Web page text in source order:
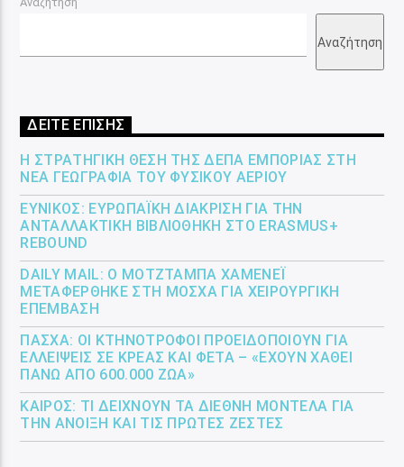
Αναζήτηση
ΔΕΙΤΕ ΕΠΙΣΗΣ
Η ΣΤΡΑΤΗΓΙΚΉ ΘΈΣΗ ΤΗΣ ΔΕΠΑ ΕΜΠΟΡΊΑΣ ΣΤΗ
ΝΈΑ ΓΕΩΓΡΑΦΊΑ ΤΟΥ ΦΥΣΙΚΟΎ ΑΕΡΊΟΥ
ΕΎΝΙΚΟΣ: ΕΥΡΩΠΑΪΚΉ ΔΙΆΚΡΙΣΗ ΓΙΑ ΤΗΝ
ΑΝΤΑΛΛΑΚΤΙΚΉ ΒΙΒΛΙΟΘΉΚΗ ΣΤΟ ERASMUS+
REBOUND
DAILY MAIL: Ο ΜΟΤΖΤΆΜΠΑ ΧΑΜΕΝΕΪ́
ΜΕΤΑΦΈΡΘΗΚΕ ΣΤΗ ΜΌΣΧΑ ΓΙΑ ΧΕΙΡΟΥΡΓΙΚΉ
ΕΠΈΜΒΑΣΗ
ΠΆΣΧΑ: ΟΙ ΚΤΗΝΟΤΡΌΦΟΙ ΠΡΟΕΙΔΟΠΟΙΟΎΝ ΓΙΑ
ΕΛΛΕΊΨΕΙΣ ΣΕ ΚΡΈΑΣ ΚΑΙ ΦΈΤΑ – «ΈΧΟΥΝ ΧΑΘΕΊ
ΠΆΝΩ ΑΠΌ 600.000 ΖΏΑ»
ΚΑΙΡΌΣ: ΤΙ ΔΕΊΧΝΟΥΝ ΤΑ ΔΙΕΘΝΉ ΜΟΝΤΈΛΑ ΓΙΑ
ΤΗΝ ΆΝΟΙΞΗ ΚΑΙ ΤΙΣ ΠΡΏΤΕΣ ΖΈΣΤΕΣ